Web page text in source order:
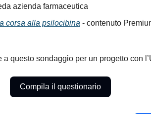
azienda farmaceutica
corsa alla psilocibina - contenuto
a questo sondaggio per un progetto con
Compila il questionario